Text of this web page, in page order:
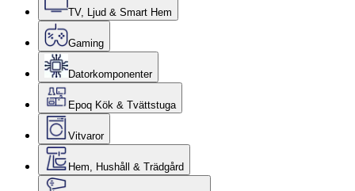
TV, Ljud & Smart Hem
Gaming
Datorkomponenter
Epoq Kök & Tvättstuga
Vitvaror
Hem, Hushåll & Trädgård